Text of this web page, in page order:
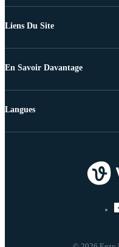
Liens Du Site
En Savoir Davantage
Langues